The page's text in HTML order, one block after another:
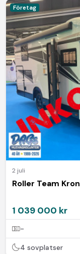
Företag
2 juli
Roller Team
1 039 000 kr
-
4 sovplatser